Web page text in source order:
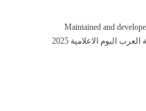
Maintained and